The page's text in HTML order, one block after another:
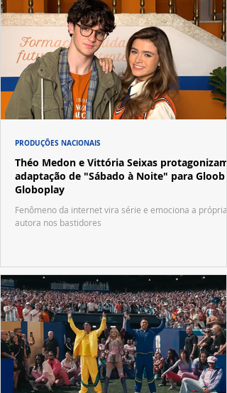
Théo Medon e Vittória Seixas protagonizam
adaptação de "Sábado à Noite" para Gloob e
Globoplay
Fenômeno da internet vira série e emociona a própria
autora nos bastidores
PRODUÇÕES NACIONAIS